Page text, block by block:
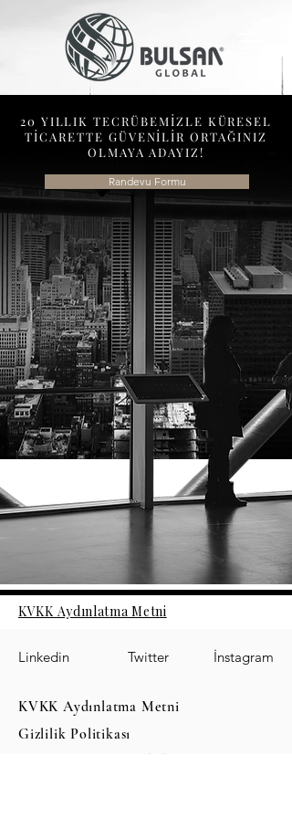
20 YILLIK TECRÜBEMİZLE KÜRESEL
TİCARETTE GÜVENİLİR ORTAĞINIZ
OLMAYA ADAYIZ!
Randevu Formu
KVKK Aydınlatma Metni
Linkedin Twitter İnstagram
KVKK Aydınlatma Metni
Gizlilik Politikası